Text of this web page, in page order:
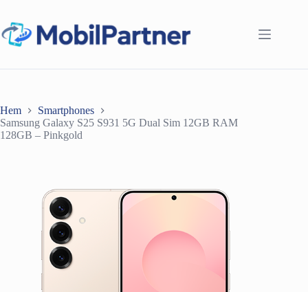
innehåll
Hem
Smartphones
Samsung Galaxy S25 S931 5G Dual Sim 12GB RAM
128GB – Pinkgold